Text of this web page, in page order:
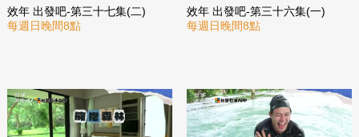
效年 出發吧-第三十七集(二)
每週日晚間8點
效年 出發吧-第三十六集(一)
每週日晚間8點